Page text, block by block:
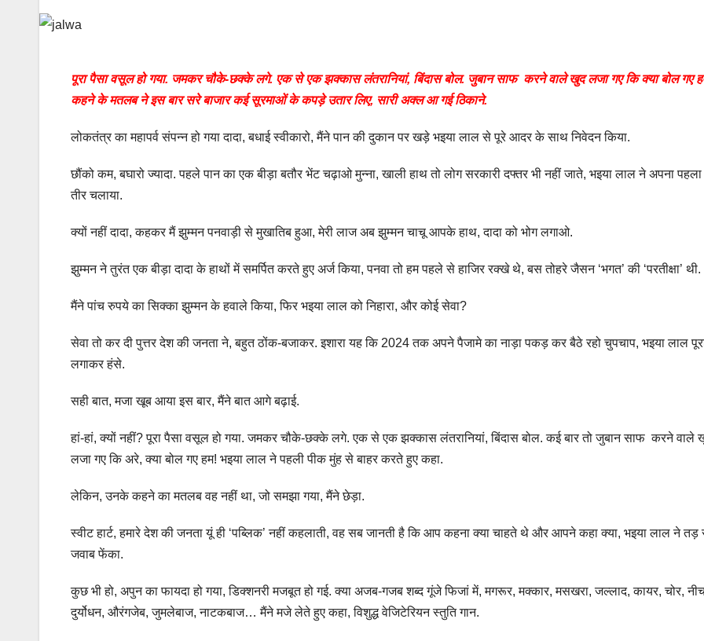
पूरा पैसा वसूल हो गया. जमकर चौके-छक्के लगे. एक से एक झक्कास लंतरानियां, बिंदास बोल. जुबान साफ करने वाले खुद लजा गए कि क्या बोल गए
कहने के मतलब ने इस बार सरे बाजार कई सूरमाओं के कपड़े उतार लिए, सारी अक्ल आ गई ठिकाने.
लोकतंत्र का महापर्व संपन्न हो गया दादा, बधाई स्वीकारो, मैंने पान की दुकान पर खड़े भइया लाल से पूरे आदर के साथ निवेदन किया.
छौंको कम, बघारो ज्यादा. पहले पान का एक बीड़ा बतौर भेंट चढ़ाओ मुन्ना, खाली हाथ तो लोग सरकारी दफ्तर भी नहीं जाते, भइया लाल ने अपना
तीर चलाया.
क्यों नहीं दादा, कहकर मैं झुम्मन पनवाड़ी से मुखातिब हुआ, मेरी लाज अब झुम्मन चाचू आपके हाथ, दादा को भोग लगाओ.
झुम्मन ने तुरंत एक बीड़ा दादा के हाथों में समर्पित करते हुए अर्ज किया, पनवा तो हम पहले से हाजिर रक्खे थे, बस तोहरे जैसन ‘भगत’ की ‘परतीक्षा’ थी.
मैंने पांच रुपये का सिक्का झुम्मन के हवाले किया, फिर भइया लाल को निहारा, और कोई सेवा?
सेवा तो कर दी पुत्तर देश की जनता ने, बहुत ठोंक-बजाकर. इशारा यह कि 2024 तक अपने पैजामे का नाड़ा पकड़ कर बैठे रहो चुपचाप, भइया लाल
लगाकर हंसे.
सही बात, मजा खूब आया इस बार, मैंने बात आगे बढ़ाई.
हां-हां, क्यों नहीं? पूरा पैसा वसूल हो गया. जमकर चौके-छक्के लगे. एक से एक झक्कास लंतरानियां, बिंदास बोल. कई बार तो जुबान साफ करने वाले
लजा गए कि अरे, क्या बोल गए हम! भइया लाल ने पहली पीक मुंह से बाहर करते हुए कहा.
लेकिन, उनके कहने का मतलब वह नहीं था, जो समझा गया, मैंने छेड़ा.
स्वीट हार्ट, हमारे देश की जनता यूं ही ‘पब्लिक’ नहीं कहलाती, वह सब जानती है कि आप कहना क्या चाहते थे और आपने कहा क्या, भइया लाल ने तड़
जवाब फेंका.
कुछ भी हो, अपुन का फायदा हो गया, डिक्शनरी मजबूत हो गई. क्या अजब-गजब शब्द गूंजे फिजां में, मगरूर, मक्कार, मसखरा, जल्लाद, कायर, चोर,
दुर्योधन, औरंगजेब, जुमलेबाज, नाटकबाज… मैंने मजे लेते हुए कहा, विशुद्ध वेजिटेरियन स्तुति गान.